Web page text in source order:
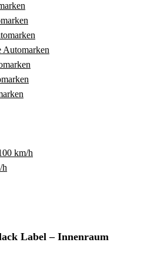
Automarken
km/h
h
Label – Innenraum